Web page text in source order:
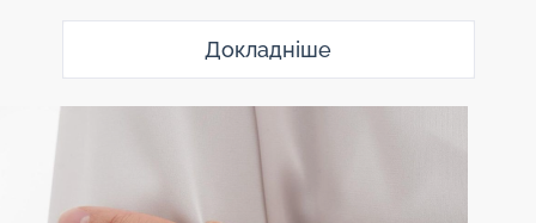
Докладніше